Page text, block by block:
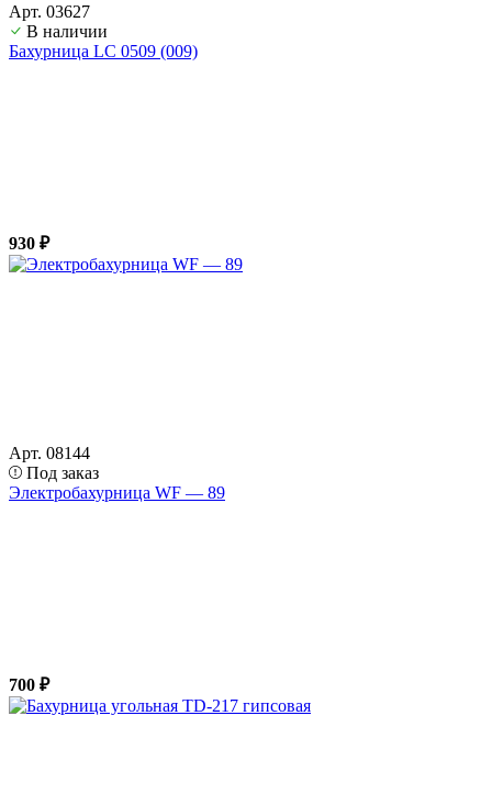
Арт. 03627
В наличии
Бахурница LС 0509 (009)
930 ₽
Арт. 08144
Под заказ
Электробахурница WF — 89
700 ₽